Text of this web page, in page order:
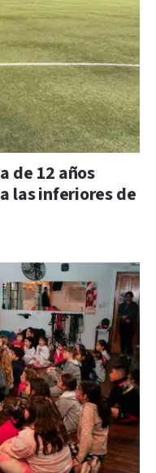
de 12 años
las inferiores de